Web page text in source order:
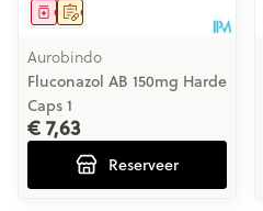
Op voorschrift
Geneesmiddel
Aurobindo
Fluconazol AB 150mg Harde
Caps 1
€ 7,63
Reserveer